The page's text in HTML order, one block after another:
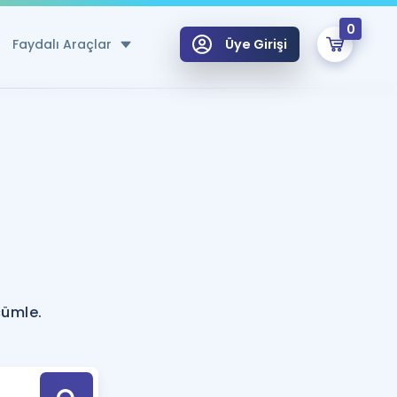
Faydalı Araçlar
Hesaplama Aracı
için Öneriler
Tek Takvimde
Üye Girişi
0